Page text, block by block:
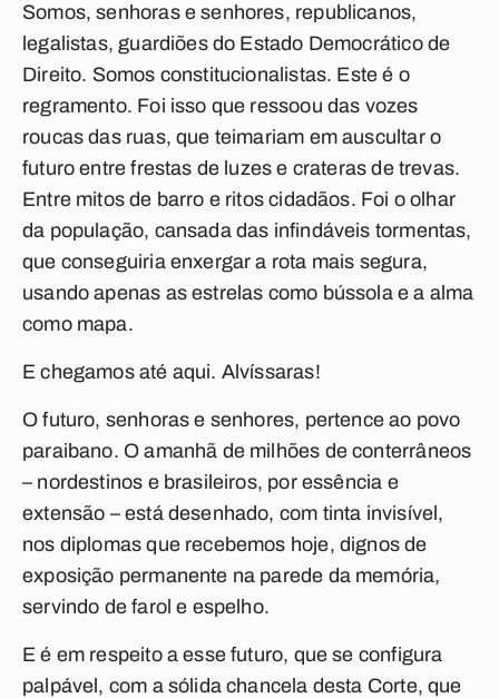
Somos, senhoras e senhores, republicanos,
legalistas, guardiões do Estado Democrático de
Direito. Somos constitucionalistas. Este é o
regramento. Foi isso que ressoou das vozes
roucas das ruas, que teimariam em auscultar o
futuro entre frestas de luzes e crateras de trevas.
Entre mitos de barro e ritos cidadãos. Foi o olhar
da população, cansada das infindáveis tormentas,
que conseguiria enxergar a rota mais segura,
usando apenas as estrelas como bússola e a alma
como mapa.
E chegamos até aqui. Alvíssaras!
O futuro, senhoras e senhores, pertence ao povo
paraibano. O amanhã de milhões de conterrâneos
– nordestinos e brasileiros, por essência e
extensão – está desenhado, com tinta invisível,
nos diplomas que recebemos hoje, dignos de
exposição permanente na parede da memória,
servindo de farol e espelho.
E é em respeito a esse futuro, que se configura
palpável, com a sólida chancela desta Corte, que